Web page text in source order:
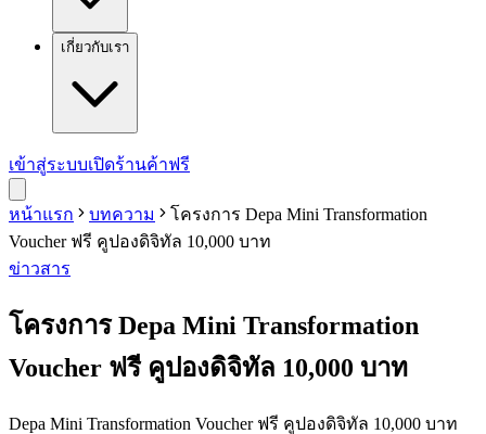
เกี่ยวกับเรา
เข้าสู่ระบบเปิดร้านค้าฟรี
หน้าแรก บทความ
โครงการ Depa Mini Transformation
Voucher ฟรี คูปองดิจิทัล 10,000 บาท
ข่าวสาร
โครงการ Depa Mini Transformation
Voucher ฟรี คูปองดิจิทัล 10,000 บาท
Depa Mini Transformation Voucher ฟรี คูปองดิจิทัล 10,000 บาท